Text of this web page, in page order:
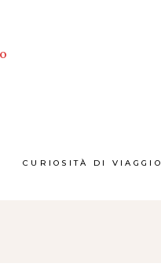
CURIOSITÀ DI VIAGGIO